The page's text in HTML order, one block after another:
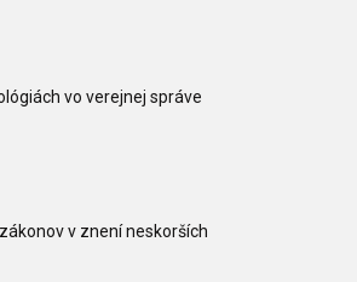
vo verejnej správe
v znení neskorších